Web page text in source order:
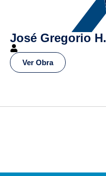
José Gregorio H.
Ver Obra